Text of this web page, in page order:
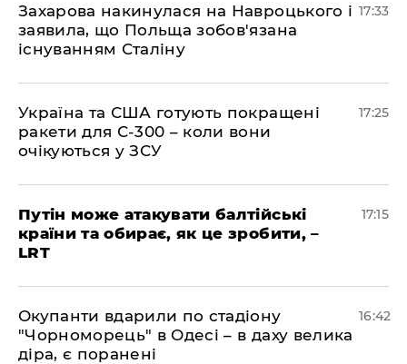
​Захарова накинулася на Навроцького і
заявила, що Польща зобов'язана
існуванням Сталіну
17:33
​Україна та США готують покращені
ракети для С-300 – коли вони
очікуються у ЗСУ
17:25
​Путін може атакувати балтійські
країни та обирає, як це зробити, –
LRT
17:15
​Окупанти вдарили по стадіону
"Чорноморець" в Одесі – в даху велика
діра, є поранені
16:42